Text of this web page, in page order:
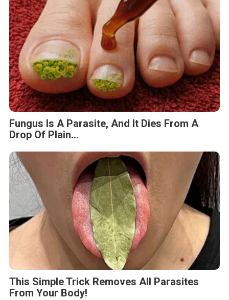
Fungus Is A Parasite, And It Dies From A
Drop Of Plain...
This Simple Trick Removes All Parasites
From Your Body!